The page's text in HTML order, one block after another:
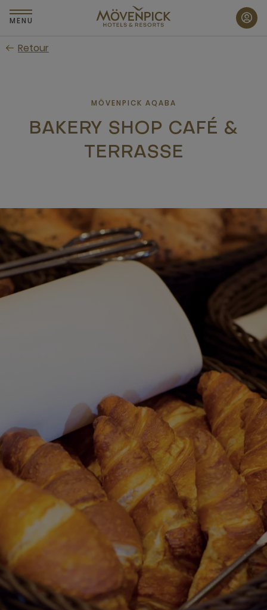
Passer
au
principal
MENU
Retour
MÖVENPICK AQABA
BAKERY SHOP CAFÉ &
TERRASSE